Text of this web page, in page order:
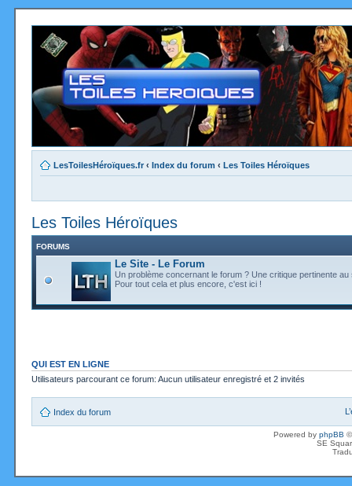
LesToilesHéroïques.fr ‹ Index du forum ‹ Les Toiles Héroïques
Les Toiles Héroïques
FORUMS
Le Site - Le Forum
Un problème concernant le forum ? Une critique pertinente au
Pour tout cela et plus encore, c'est ici !
QUI EST EN LIGNE
Utilisateurs parcourant ce forum: Aucun utilisateur enregistré et 2 invités
Index du forum
Powered by phpBB
SE